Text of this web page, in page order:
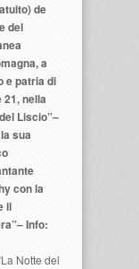
de
del
a
e patria di
21, nella
Liscio”–
sua
con la
il
Info:
Notte del